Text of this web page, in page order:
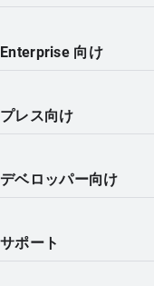
Enterprise 向け
プレス向け
デベロッパー向け
サポート